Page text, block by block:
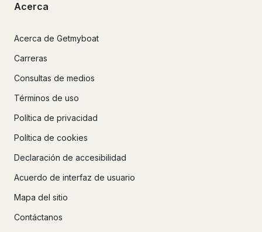
Acerca
Acerca de Getmyboat
Carreras
Consultas de medios
Términos de uso
Política de privacidad
Política de cookies
Declaración de accesibilidad
Acuerdo de interfaz de usuario
Mapa del sitio
Contáctanos